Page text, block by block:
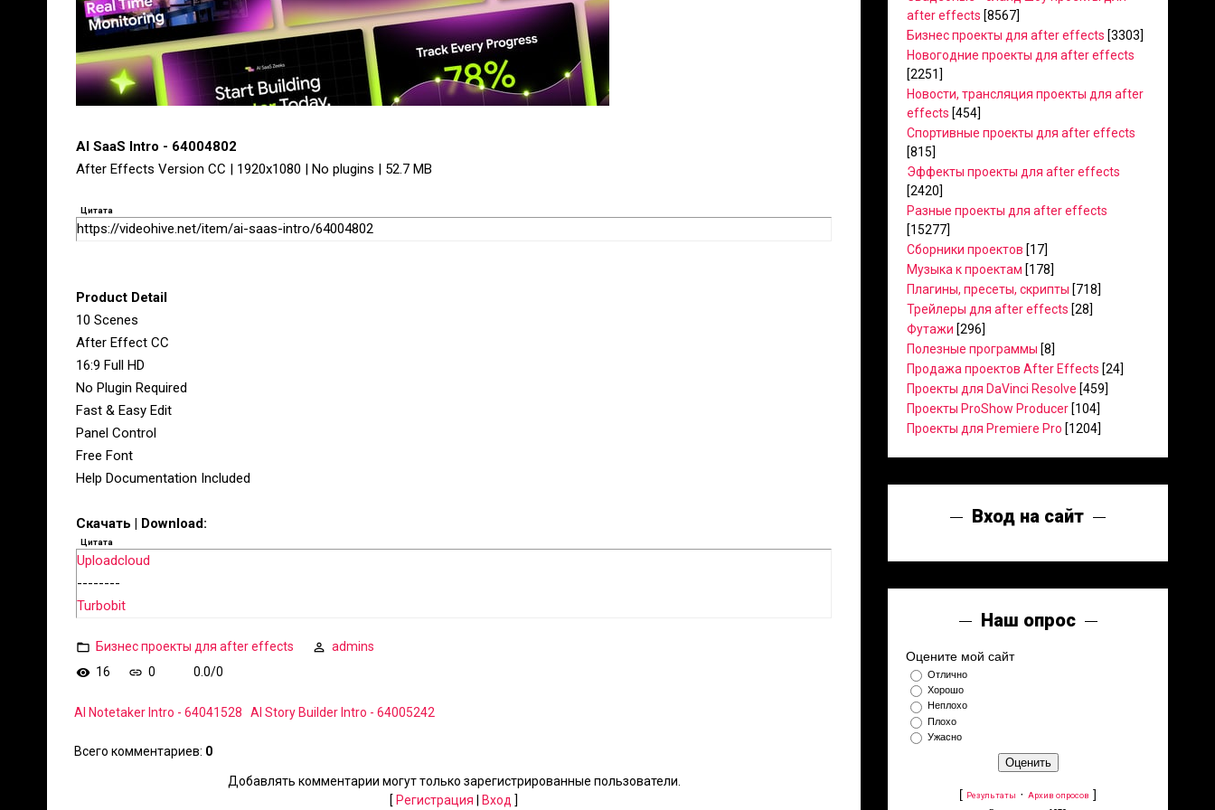
AI SaaS Intro - 64004802
After Effects Version CC | 1920x1080 | No plugins | 52.7 MB
Цитата
https://videohive.net/item/ai-saas-intro/64004802
Product Detail
10 Scenes
After Effect CC
16:9 Full HD
No Plugin Required
Fast & Easy Edit
Panel Control
Free Font
Help Documentation Included
Скачать | Download:
Цитата
Uploadcloud
--------
Turbobit
Бизнес проекты для after effects
admins
16
0 0.0/0
AI Notetaker Intro - 64041528 AI Story Builder Intro - 64005242
Всего комментариев: 0
Добавлять комментарии могут только зарегистрированные пользователи.
[ Регистрация Вход ]
after effects [8567]
Бизнес проекты для after effects [3303]
Новогодние проекты для after effects
[2251]
Новости, трансляция проекты для after
effects [454]
Спортивные проекты для after effects
[815]
Эффекты проекты для after effects
[2420]
Разные проекты для after effects
[15277]
Сборники проектов [17]
Музыка к проектам [178]
Плагины, пресеты, скрипты [718]
Трейлеры для after effects [28]
Футажи [296]
Полезные программы [8]
Продажа проектов After Effects [24]
Проекты для DaVinci Resolve [459]
Проекты ProShow Producer [104]
Проекты для Premiere Pro [1204]
Вход на сайт
Наш опрос
Оцените мой сайт
Отлично
Хорошо
Неплохо
Плохо
Ужасно
[ Результаты · Архив опросов ]